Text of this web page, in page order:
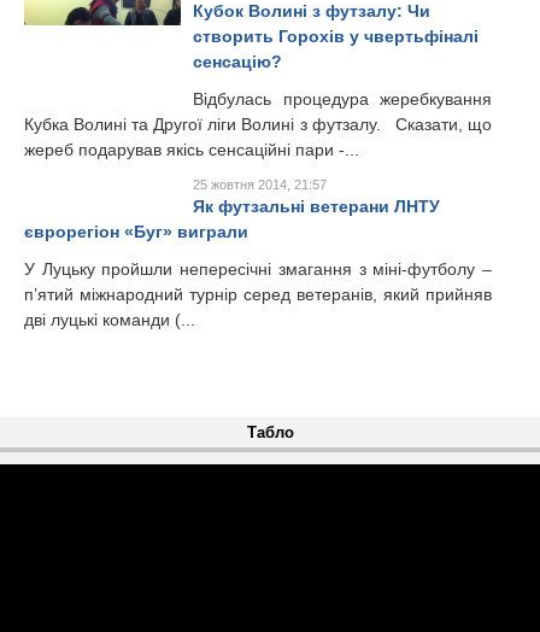
Кубок Волині з футзалу: Чи
створить Горохів у чвертьфіналі
сенсацію?
Відбулась процедура жеребкування
Кубка Волині та Другої ліги Волині з футзалу. Сказати, що
жереб подарував якісь сенсаційні пари -...
25 жовтня 2014, 21:57
Як футзальні ветерани ЛНТУ
єврорегіон «Буг» виграли
У Луцьку пройшли непересічні змагання з міні-футболу –
п’ятий міжнародний турнір серед ветеранів, який прийняв
дві луцькі команди (...
Табло